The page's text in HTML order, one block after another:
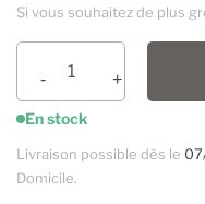
Si vous souhaitez de plus
En stock
Livraison possible dès le
Domicile.